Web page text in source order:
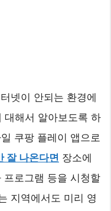
넷이 안되는 환경에
대해서 알아보도록 하
쿠팡 플레이 앱으로
잘 나온다면 장소에
로그램 등을 시청할
지역에서도 미리 영